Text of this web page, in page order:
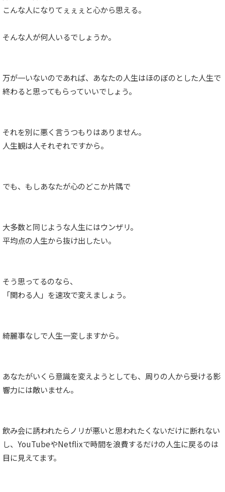
こんな人になりてぇぇぇと心から思える。
そんな人が何人いるでしょうか。
万が一いないのであれば、あなたの人生はほのぼのとした人生で
終わると思ってもらっていいでしょう。
それを別に悪く言うつもりはありません。
人生観は人それぞれですから。
でも、もしあなたが心のどこか片隅で
大多数と同じような人生にはウンザリ。
平均点の人生から抜け出したい。
そう思ってるのなら、
「関わる人」を速攻で変えましょう。
綺麗事なしで人生一変しますから。
あなたがいくら意識を変えようとしても、周りの人から受ける影
響力には敵いません。
飲み会に誘われたらノリが悪いと思われたくないだけに断れない
し、YouTubeやNetflixで時間を浪費するだけの人生に戻るのは
目に見えてます。